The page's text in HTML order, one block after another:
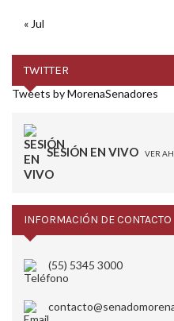
« Jul
TWITTER
Tweets by MorenaSenadores
SESIÓN EN VIVO VER
INFORMACIÓN DE CONTACTO
(55) 5345 3000